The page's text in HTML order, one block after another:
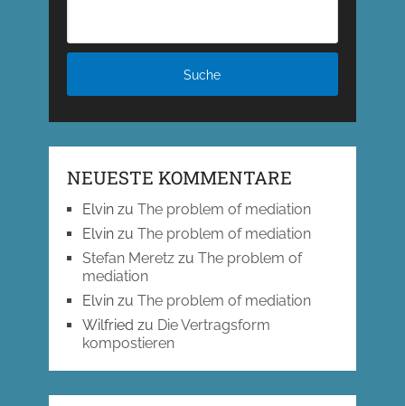
NEUESTE KOMMENTARE
Elvinzu The problem of mediation
Elvinzu The problem of mediation
Stefan Meretzzu The problem of
mediation
Elvinzu The problem of mediation
Wilfried zu Die Vertragsform
kompostieren